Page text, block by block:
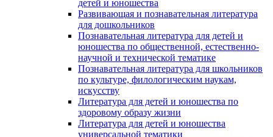
детей и юношества
Развивающая и познавательная литература
для дошкольников
Познавательная литература для детей и
юношества по общественной, естественно-
научной и технической тематике
Познавательная литература для школьников
по культуре, филологическим наукам,
искусству
Литература для детей и юношества по
здоровому образу жизни
Литература для детей и юношества
универсальной тематики